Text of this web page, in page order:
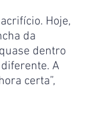
Hoje,
da
dentro
A
certa”,